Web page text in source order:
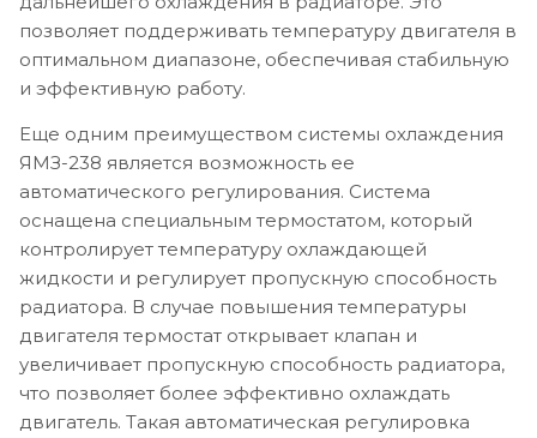
позволяет поддерживать температуру двигателя в
оптимальном диапазоне, обеспечивая стабильную
и эффективную работу.
Еще одним преимуществом системы охлаждения
ЯМЗ-238 является возможность ее
автоматического регулирования. Система
оснащена специальным термостатом, который
контролирует температуру охлаждающей
жидкости и регулирует пропускную способность
радиатора. В случае повышения температуры
двигателя термостат открывает клапан и
увеличивает пропускную способность радиатора,
что позволяет более эффективно охлаждать
двигатель. Такая автоматическая регулировка